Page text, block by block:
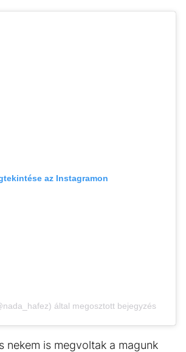
az Instagramon
által megosztott bejegyzés
nekem is megvoltak a magunk